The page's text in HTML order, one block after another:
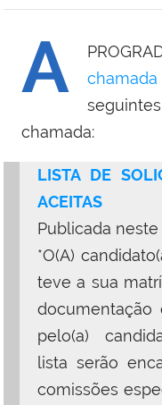
A
chamada:
LISTA DE
ACEITAS
Publicada
*O(A)
teve a sua
documentação
pelo(a)
lista serão
comissões